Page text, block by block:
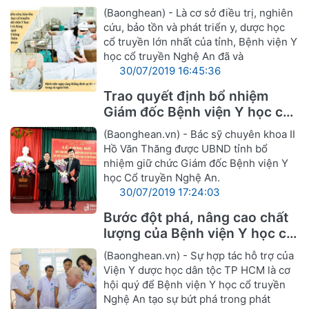
(Baonghean) - Là cơ sở điều trị, nghiên
cứu, bảo tồn và phát triển y, dược học
cổ truyền lớn nhất của tỉnh, Bệnh viện Y
học cổ truyền Nghệ An đã và
30/07/2019 16:45:36
Trao quyết định bổ nhiệm
Giám đốc Bệnh viện Y học cổ
truyền Nghệ An
(Baonghean.vn) - Bác sỹ chuyên khoa II
Hồ Văn Thăng được UBND tỉnh bổ
nhiệm giữ chức Giám đốc Bệnh viện Y
học Cổ truyền Nghệ An.
30/07/2019 17:24:03
Bước đột phá, nâng cao chất
lượng của Bệnh viện Y học cổ
truyền Nghệ An
(Baonghean.vn) - Sự hợp tác hỗ trợ của
Viện Y dược học dân tộc TP HCM là cơ
hội quý để Bệnh viện Y học cổ truyền
Nghệ An tạo sự bứt phá trong phát